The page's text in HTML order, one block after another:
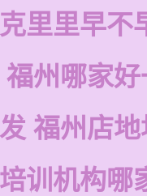
里里早不
州哪家
福州店
训机构哪